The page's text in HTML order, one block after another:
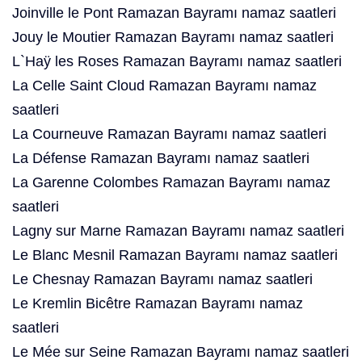
Joinville le Pont Ramazan Bayramı namaz saatleri
Jouy le Moutier Ramazan Bayramı namaz saatleri
L`Haÿ les Roses Ramazan Bayramı namaz saatleri
La Celle Saint Cloud Ramazan Bayramı namaz
saatleri
La Courneuve Ramazan Bayramı namaz saatleri
La Défense Ramazan Bayramı namaz saatleri
La Garenne Colombes Ramazan Bayramı namaz
saatleri
Lagny sur Marne Ramazan Bayramı namaz saatleri
Le Blanc Mesnil Ramazan Bayramı namaz saatleri
Le Chesnay Ramazan Bayramı namaz saatleri
Le Kremlin Bicêtre Ramazan Bayramı namaz
saatleri
Le Mée sur Seine Ramazan Bayramı namaz saatleri